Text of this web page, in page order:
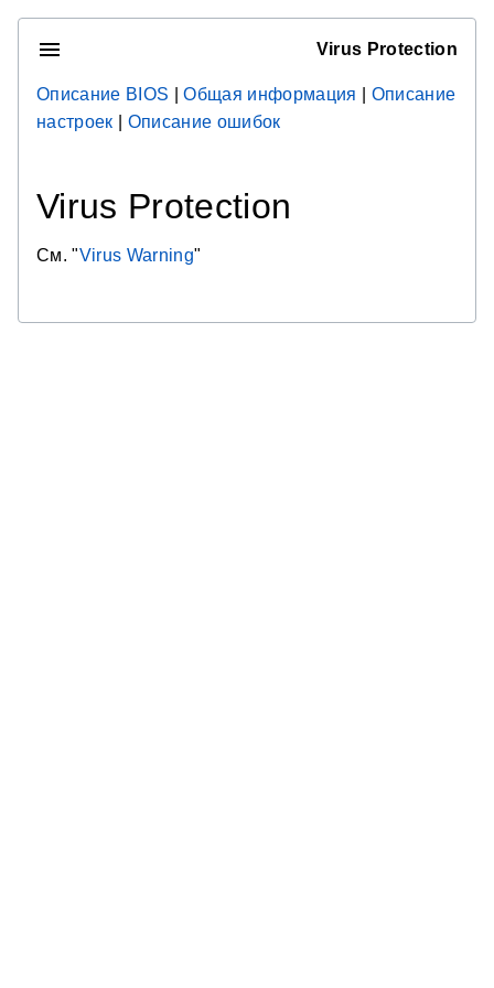
Virus Protection
Описание BIOS |Общая информация
Описание
настроек
Описание ошибок
Virus Protection
См. "Virus Warning"